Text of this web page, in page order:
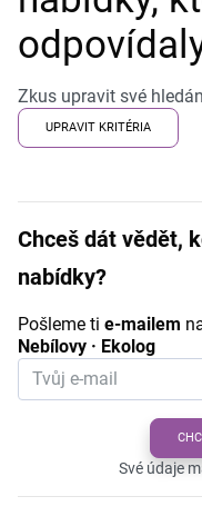
Zkus upravit své
UPRAVIT KRITÉRIA
Chceš dát vědět,
nabídky?
Pošleme ti e-mailem
Nebílovy · Ekolog
Své údaje